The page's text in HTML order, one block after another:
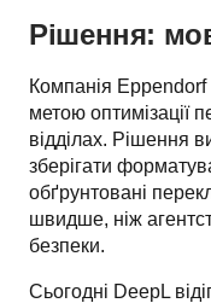
Рішення:
Компанія
метою оптимізації
відділах. Рішення
зберігати
обґрунтовані
швидше, ніж
безпеки.
Сьогодні DeepL